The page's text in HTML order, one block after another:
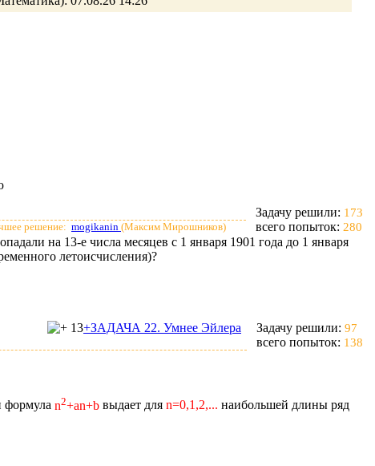
Задачу решили: 173
всего попыток: 280
решение: mogikanin (Максим Мирошников)
на 13-е числа месяцев с 1 января 1901 года до 1 января
летоисчисления)?
13+ЗАДАЧА 22. Умнее Эйлера Задачу решили: 97
всего попыток: 138
формула n2+an+b выдает для n=0,1,2,... наибольшей длины ряд